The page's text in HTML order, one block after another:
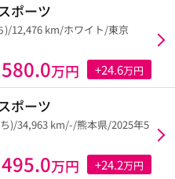
ポーツ
)/12,476 km/ホワイト/東京
580.0万円 +24.6万円
ポーツ
)/34,963 km/-/熊本県/2025年5
495.0万円 +24.2万円